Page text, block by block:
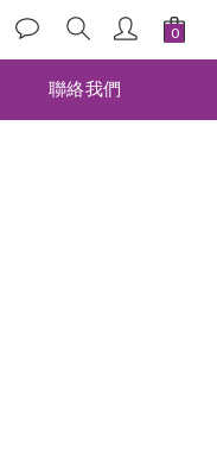
聯絡我們
立即購買